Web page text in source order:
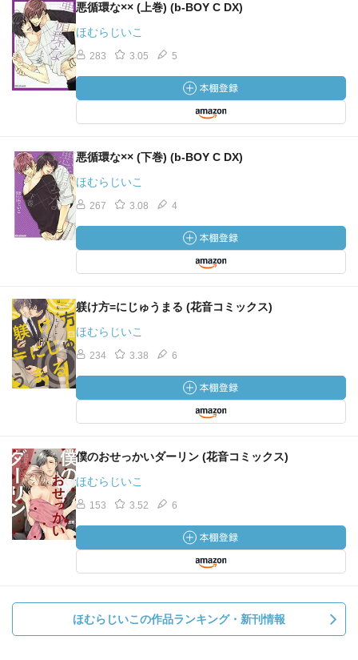
悪循環な×× (上巻) (b-BOY C DX)
ほむらじいこ
283 3.05 5
悪循環な×× (下巻) (b-BOY C DX)
ほむらじいこ
267 3.08 4
躾け方=にじゅうまる (花音コミックス)
ほむらじいこ
234 3.38 6
僕のおせっかいダーリン (花音コミックス)
ほむらじいこ
153 3.52 6
ほむらじいこの作品ランキング・新刊情報